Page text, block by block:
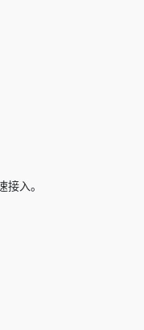
入。